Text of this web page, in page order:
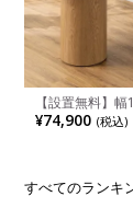
【設置無料】
半円 ダイニング
ルタル風 LENAS
リア風 グレー
¥74,900 (税込)
すべてのランキ